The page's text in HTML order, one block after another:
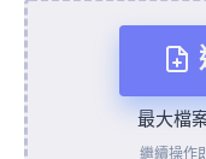
來
最大檔